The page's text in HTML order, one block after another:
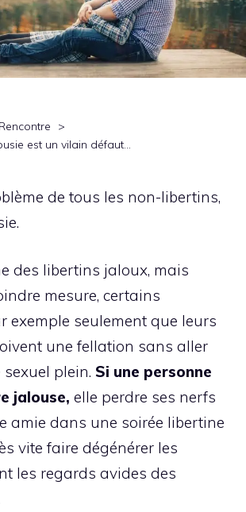
Rencontre
est un vilain défaut…
de tous les non-libertins,
des libertins jaloux, mais
mesure, certains
exemple seulement que leurs
une fellation sans aller
sexuel plein. Si une personne
jalouse, elle perdre ses nerfs
amie dans une soirée libertine
vite faire dégénérer les
les regards avides des